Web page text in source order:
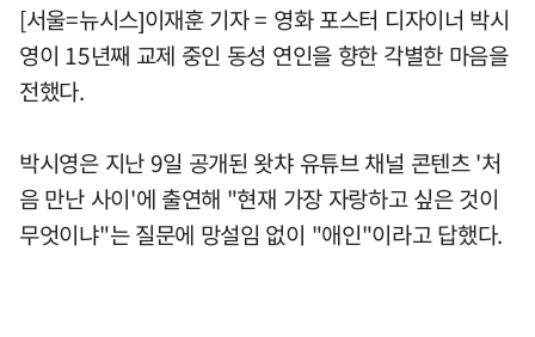
[서울=뉴시스]이재훈 기자 = 영화 포스터 디자이너 박시
영이 15년째 교제 중인 동성 연인을 향한 각별한 마음을
전했다.
박시영은 지난 9일 공개된 왓챠 유튜브 채널 콘텐츠 '처
음 만난 사이'에 출연해 "현재 가장 자랑하고 싶은 것이
무엇이냐"는 질문에 망설임 없이 "애인"이라고 답했다.